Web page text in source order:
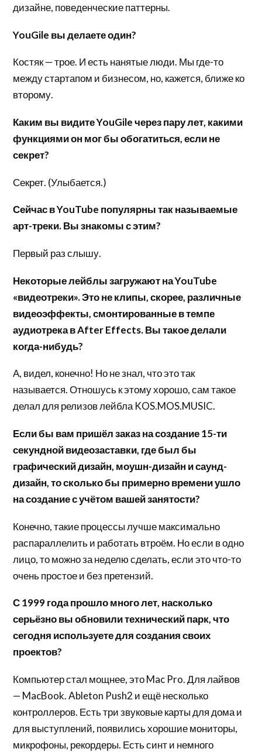
дизайне, поведенческие паттерны.
YouGile вы делаете один?
Костяк — трое. И есть нанятые люди. Мы где-то
между стартапом и бизнесом, но, кажется, ближе ко
второму.
Каким вы видите YouGile через пару лет, какими
функциями он мог бы обогатиться, если не
секрет?
Секрет. (Улыбается.)
Сейчас в YouTube популярны так называемые
арт-треки. Вы знакомы с этим?
Первый раз слышу.
Некоторые лейблы загружают на YouTube
«видеотреки». Это не клипы, скорее, различные
видеоэффекты, смонтированные в темпе
аудиотрека в After Effects. Вы такое делали
когда-нибудь?
А, видел, конечно! Но не знал, что это так
называется. Отношусь к этому хорошо, сам такое
делал для релизов лейбла KOS.MOS.MUSIC.
Если бы вам пришёл заказ на создание 15-ти
секундной видеозаставки, где был бы
графический дизайн, моушн-дизайн и саунд-
дизайн, то сколько бы примерно времени ушло
на создание с учётом вашей занятости?
Конечно, такие процессы лучше максимально
распараллелить и работать втроём. Но если в одно
лицо, то можно за неделю сделать, если это что-то
очень простое и без претензий.
С 1999 года прошло много лет, насколько
серьёзно вы обновили технический парк, что
сегодня используете для создания своих
проектов?
Компьютер стал мощнее, это Mac Pro. Для лайвов
— MacBook. Ableton Push2 и ещё несколько
контроллеров. Есть три звуковые карты для дома и
для выступлений, появились хорошие мониторы,
микрофоны, рекордеры. Есть синт и немного